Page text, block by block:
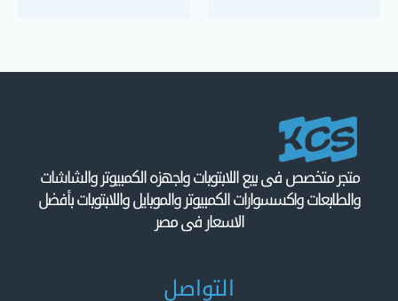
متجر متخصص فى بيع اللابتوبات واجهزه الكمبيوتر والشاشات
والطابعات واكسسوارات الكمبيوتر والموبايل واللابتوبات بأفضل
الاسعار فى مصر
التواصل